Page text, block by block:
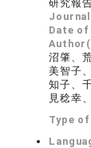
研究報
Date
沼肇、
美智子
知子、
見稔幸
Type